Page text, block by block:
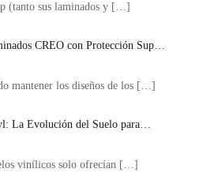
(tanto sus laminados y […]
CREO con Protección Sup…
mantener los diseños de los […]
La Evolución del Suelo para…
vinílicos solo ofrecían […]